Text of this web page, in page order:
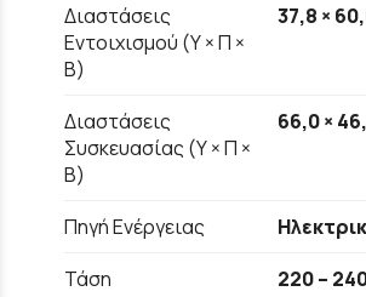
Διαστάσεις
Εντοιχισμού (Υ × Π ×
Β)
37,8 ×
Διαστάσεις
Συσκευασίας (Υ × Π ×
Β)
66,0 ×
Πηγή Ενέργειας
Τάση
220 –